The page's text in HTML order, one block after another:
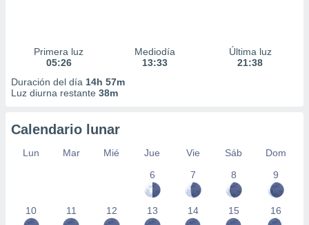
Primera luz
05:26
Mediodía
13:33
Última luz
21:38
Duración del día 14h 57m
Luz diurna restante 38m
Calendario lunar
Lun Mar Mié Jue Vie Sáb
Dom
6
7 8 9
10 11 12 13 14 15 16